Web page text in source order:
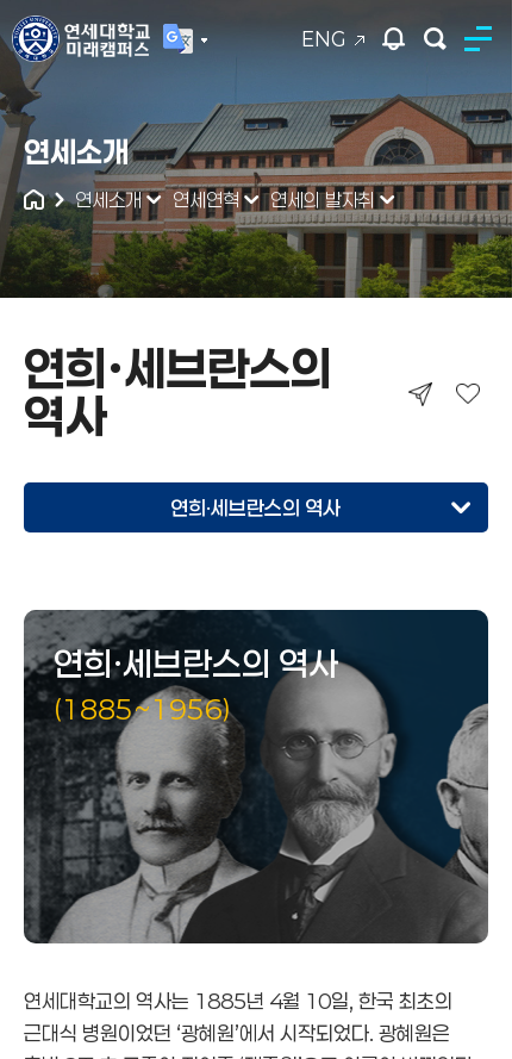
ENG
연세대학교
통합검색
연세소개
연세소개 연세연혁 연세의 발자취
연희·세브란스의
역사
연희·세브란스의 역사
연희·세브란스의 역사
연희·세브란스의 역사
(1885~1956)
연세대학교의 역사는 1885년 4월 10일, 한국 최초의
근대식 병원이었던 ‘광혜원’에서 시작되었다. 광혜원은